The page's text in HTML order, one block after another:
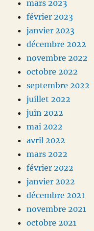
mars 2023
février 2023
janvier 2023
décembre 2022
novembre 2022
octobre 2022
septembre 2022
juillet 2022
juin 2022
mai 2022
avril 2022
mars 2022
février 2022
janvier 2022
décembre 2021
novembre 2021
octobre 2021